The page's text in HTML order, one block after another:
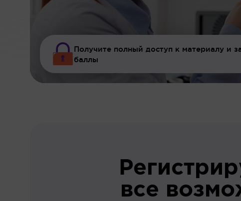
Получите полный доступ к материалу и
баллы
все